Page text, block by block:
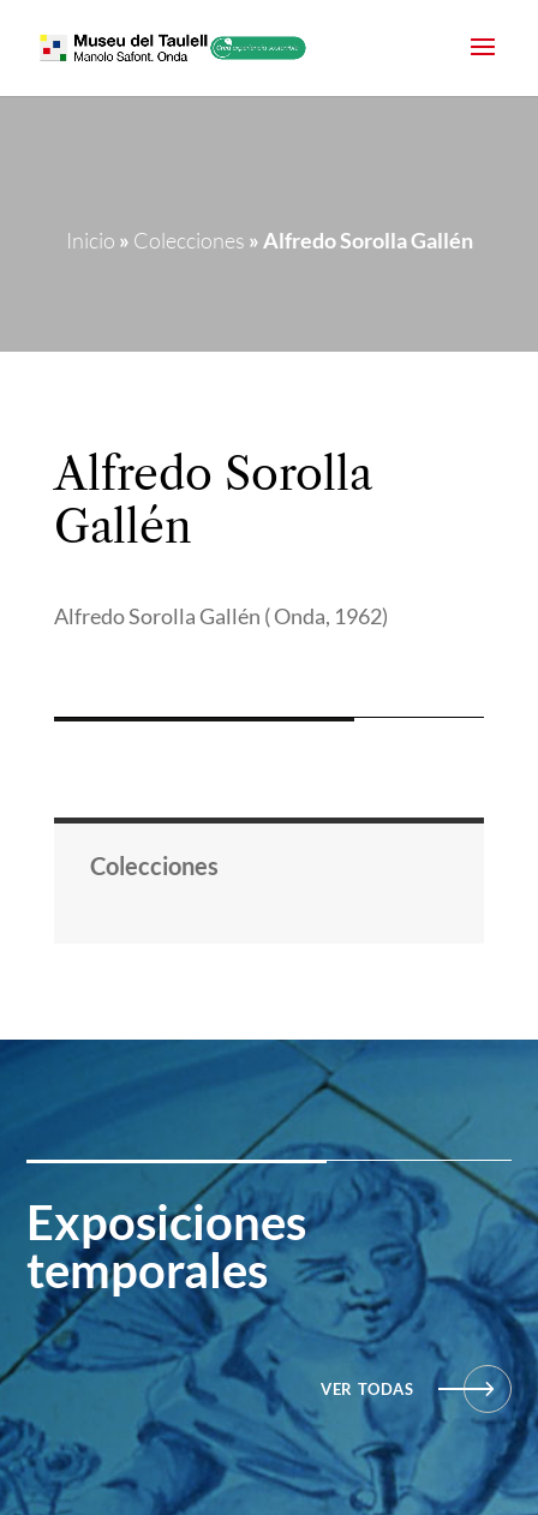
Inicio » Colecciones »Alfredo Sorolla Gallén
Alfredo Sorolla
Gallén
Alfredo Sorolla Gallén ( Onda, 1962)
Colecciones
Exposiciones
temporales
VER TODAS